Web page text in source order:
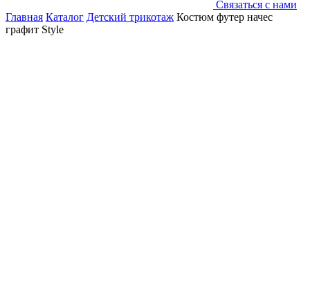
Связаться с нами
Главная Каталог Детский трикотаж Костюм футер начес
графит Style